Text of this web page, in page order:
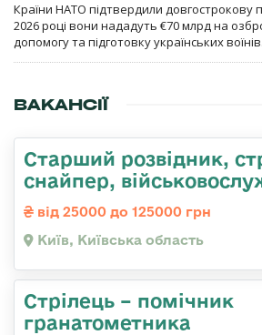
Країни НАТО підтвердили довгострокову
2026 році вони нададуть €70 млрд на
допомогу та підготовку українських воїнів.
ВАКАНСІЇ
Стаpший pозвідник,
снайпеp,
від 25000 до 125000 грн
Київ, Київська область
Стрілець – помічник
гранатометника